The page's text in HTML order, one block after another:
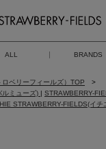
ALL BRANDS
ベリーフィールズ）TOP
ルミューズ) | STRAWBERRY-
STRAWBERRY-FIELDS(イ